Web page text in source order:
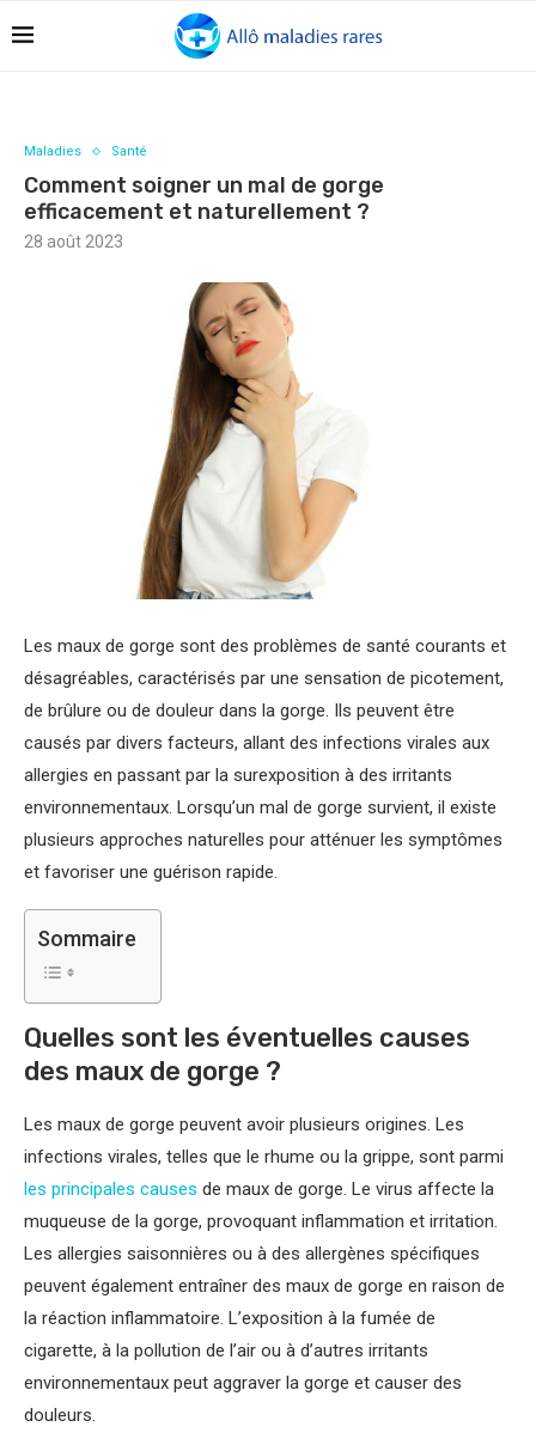
Maladies Santé
Comment soigner un mal de gorge
efficacement et naturellement ?
28 août 2023
Les maux de gorge sont des problèmes de santé courants et
désagréables, caractérisés par une sensation de picotement,
de brûlure ou de douleur dans la gorge. Ils peuvent être
causés par divers facteurs, allant des infections virales aux
allergies en passant par la surexposition à des irritants
environnementaux. Lorsqu’un mal de gorge survient, il existe
plusieurs approches naturelles pour atténuer les symptômes
et favoriser une guérison rapide.
Sommaire
Quelles sont les éventuelles causes
des maux de gorge ?
Les maux de gorge peuvent avoir plusieurs origines. Les
infections virales, telles que le rhume ou la grippe, sont parmi
les principales causes de maux de gorge. Le virus affecte la
muqueuse de la gorge, provoquant inflammation et irritation.
Les allergies saisonnières ou à des allergènes spécifiques
peuvent également entraîner des maux de gorge en raison de
la réaction inflammatoire. L’exposition à la fumée de
cigarette, à la pollution de l’air ou à d’autres irritants
environnementaux peut aggraver la gorge et causer des
douleurs.